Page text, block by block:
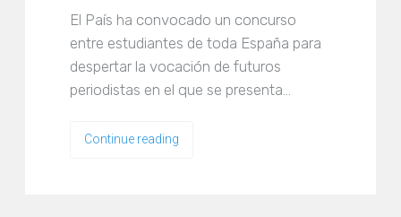
El País ha convocado un concurso
entre estudiantes de toda España para
despertar la vocación de futuros
periodistas en el que se presenta…
Continue reading